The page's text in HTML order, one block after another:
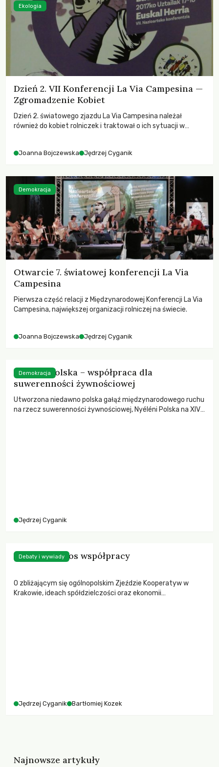
Dzień 2. VII Konferencji La Via Campesina —
Zgromadzenie Kobiet
Dzień 2. światowego zjazdu La Via Campesina należał
również do kobiet rolniczek i traktował o ich sytuacji w
Joanna Bojczewska Jędrzej Cyganik
Ekologia
Otwarcie 7. światowej konferencji La Via
Campesina
Pierwsza część relacji z Międzynarodowej Konferencji La Via
Campesina, największej organizacji rolniczej na świecie.
Joanna Bojczewska Jędrzej Cyganik
Demokracja
Nyéléni Polska – współpraca dla
suwerenności żywnościowej
Utworzona niedawno polska gałąź międzynarodowego ruchu
na rzecz suwerenności żywnościowej, Nyéléni Polska na XIV
Jędrzej Cyganik
Demokracja
Budujemy etos współpracy
O zbliżającym się ogólnopolskim Zjeździe Kooperatyw w
Krakowie, ideach spółdzielczości oraz ekonomii
Jędrzej Cyganik Bartłomiej Kozek
Debaty i wywiady
Najnowsze artykuły